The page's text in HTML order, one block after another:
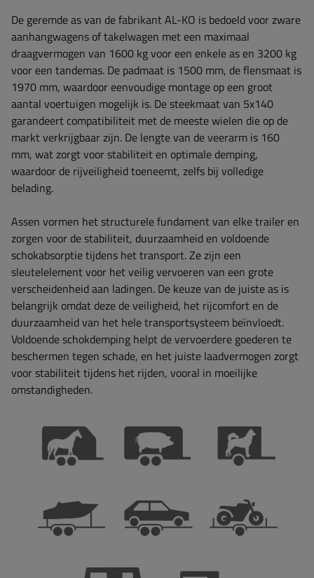
De geremde as van de fabrikant AL-KO is bedoeld voor zware
aanhangwagens of takelwagen met een maximaal
draagvermogen van 1600 kg voor een enkele as en 3200 kg
voor een tandemas. De padmaat is ​​1500 mm, de flensmaat is
1970 mm, waardoor eenvoudige montage op een groot
aantal voertuigen mogelijk is. De steekmaat van 5x140
garandeert compatibiliteit met de meeste wielen die op de
markt verkrijgbaar zijn. De lengte van de veerarm is ​​160
mm, wat zorgt voor stabiliteit en optimale demping,
waardoor de rijveiligheid toeneemt, zelfs bij volledige
belading.
Assen vormen het structurele fundament van elke trailer en
zorgen voor de stabiliteit, duurzaamheid en voldoende
schokabsorptie tijdens het transport. Ze zijn een
sleutelelement voor het veilig vervoeren van een grote
verscheidenheid aan ladingen. De keuze van de juiste as is
belangrijk omdat deze de veiligheid, het rijcomfort en de
duurzaamheid van het hele transportsysteem beïnvloedt.
Voldoende schokdemping helpt de vervoerdere goederen te
beschermen tegen schade, en het juiste laadvermogen zorgt
voor stabiliteit tijdens het rijden, vooral in moeilijke
omstandigheden.